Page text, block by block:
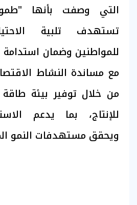
التي وصفت بأنها
تستهدف تلبية
للمواطنين وضمان استدامة
مع مساندة النشاط
من خلال توفير بيئة
للإنتاج، بما يدعم
ويحقق مستهدفات النمو